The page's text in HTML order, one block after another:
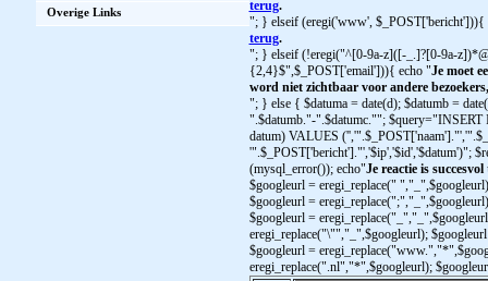
Overige Links
terug.
"; } elseif (eregi('www', $_POST['bericht'])){
terug.
"; } elseif (!eregi("^[0-9a-z]([-_.]?[0-9a-
{2,4}$",$_POST['email'])){ echo "Je moet
word niet zichtbaar voor andere
"; } else { $datuma = date(d); $datumb =
".$datumb."-".$datumc.""; $query="INSERT
datum) VALUES
'".$_POST['bericht']."','$ip','$id','$datum')";
(mysql_error()); echo"Je reactie is succesvol
$googleurl = eregi_replace("
$googleurl =
$googleurl =
eregi_replace("\"","_",$googleurl);
$googleurl =
eregi_replace(".nl","*",$googleurl);